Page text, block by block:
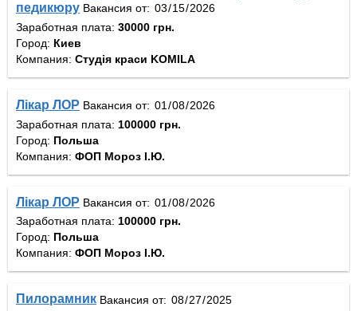
педикюру Вакансия от:
Заработная плата: 30000 грн.
Город: Киев
Компания: Студія краси KOMILA
Лікар ЛОР Вакансия от:
Заработная плата: 100000 грн.
Город: Польша
Компания: ФОП Мороз І.Ю.
Лікар ЛОР Вакансия от:
Заработная плата: 100000 грн.
Город: Польша
Компания: ФОП Мороз І.Ю.
Пилорамник Вакансия от: